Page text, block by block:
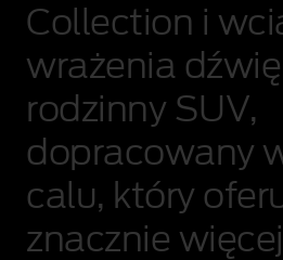
dźwiękowych
Collection i
wrażenia
rodzinny SUV,
dopracowany
calu, który
znacznie